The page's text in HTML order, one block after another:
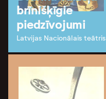
brīnišķīgie
piedzīvojumi
Latvijas Nacionālais teātris